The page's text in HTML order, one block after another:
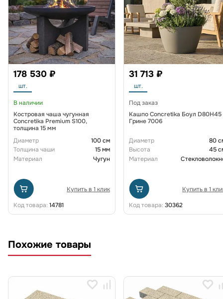
178 530 ₽
шт.
В наличии
Костровая чаша чугунная
Concretika Premium S100,
толщина 15 мм
Диаметр
100 см
Толщина чаши
15 мм
Материал
Чугун
Купить в 1 клик
Код товара: 14781
31 713 ₽
шт.
Под заказ
Кашпо Concretika Боул D80H45
Грине 7006
Диаметр
80
Высота
45
Материал
Купить в 1
Код товара: 30362
Похожие товары